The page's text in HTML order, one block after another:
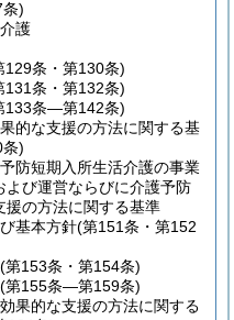
)
護
129条・第130条)
131条・第132条)
133条―第142条)
的な支援の方法に関する基
)
防短期入所生活介護の事業
よび運営ならびに介護予防
援の方法に関する基準
基本方針(第151条・第152
(第153条・第154条)
(第155条―第159条)
果的な支援の方法に関する